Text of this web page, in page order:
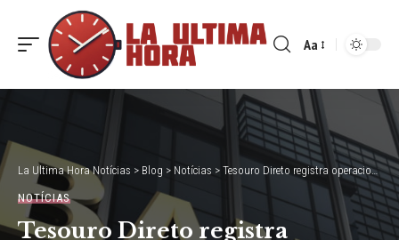
Font
Aa
La Ultima Hora Notícias > Blog > Notícias > Tesouro Direto registra operaciones récord en julio
NOTÍCIAS
Tesouro Direto registra